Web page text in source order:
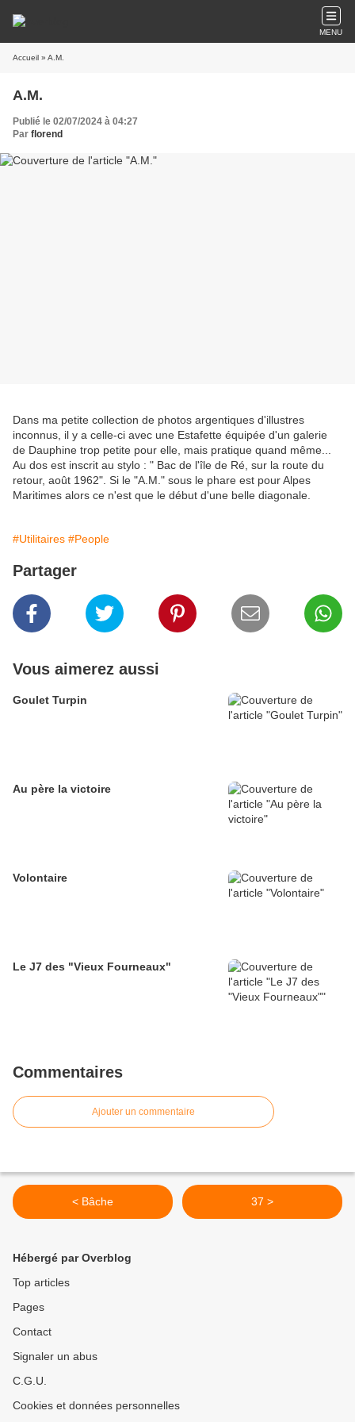
MENU
Accueil » A.M.
A.M.
Publié le 02/07/2024 à 04:27
Par florend
Dans ma petite collection de photos argentiques d'illustres
inconnus, il y a celle-ci avec une Estafette équipée d'un galerie
de Dauphine trop petite pour elle, mais pratique quand même...
Au dos est inscrit au stylo : " Bac de l'île de Ré, sur la route du
retour, août 1962". Si le "A.M." sous le phare est pour Alpes
Maritimes alors ce n'est que le début d'une belle diagonale.
#Utilitaires #People
Partager
Vous aimerez aussi
Goulet Turpin
Au père la victoire
Volontaire
Le J7 des "Vieux Fourneaux"
Commentaires
Ajouter un commentaire
< Bâche 37 >
Hébergé par Overblog
Top articles
Pages
Contact
Signaler un abus
C.G.U.
Cookies et données personnelles